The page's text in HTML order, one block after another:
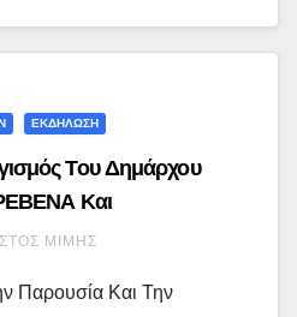
ΕΚΔΗΛΩΣΗ
Του Δημάρχου
Και
ΜΊΜΗΣ
Παρουσία Και Την